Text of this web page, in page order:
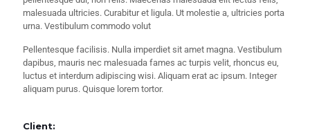
malesuada ultricies. Curabitur et ligula. Ut molestie a, ultricies porta
urna. Vestibulum commodo volut
Pellentesque facilisis. Nulla imperdiet sit amet magna. Vestibulum
dapibus, mauris nec malesuada fames ac turpis velit, rhoncus eu,
luctus et interdum adipiscing wisi. Aliquam erat ac ipsum. Integer
aliquam purus. Quisque lorem tortor.
Client: